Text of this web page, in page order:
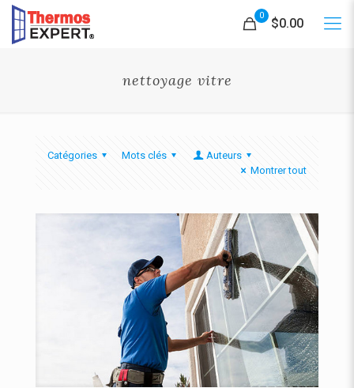
0
$0.00
nettoyage vitre
Catégories Mots clés
Auteurs
Montrer tout